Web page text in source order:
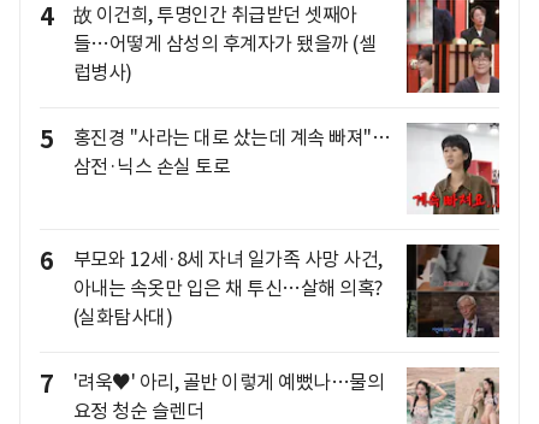
4
故 이건희, 투명인간 취급받던 셋째아
들…어떻게 삼성의 후계자가 됐을까 (셀
럽병사)
5
홍진경 "사라는 대로 샀는데 계속 빠져"…
삼전·닉스 손실 토로
6
부모와 12세·8세 자녀 일가족 사망 사건,
아내는 속옷만 입은 채 투신…살해 의혹?
(실화탐사대)
7
'려욱♥' 아리, 골반 이렇게 예뻤나…물의
요정 청순 슬렌더